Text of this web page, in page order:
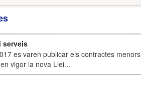
serveis
es varen publicar els contractes menors
vigor la nova Llei...